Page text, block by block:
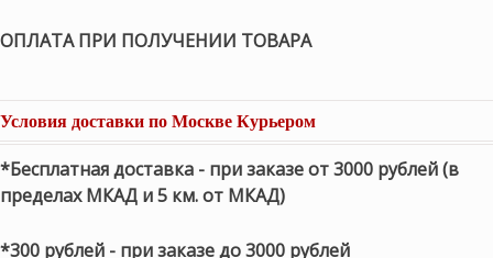
ОПЛАТА ПРИ ПОЛУЧЕНИИ ТОВАРА
Условия доставки по Москве Курьером
*Бесплатная доставка - при заказе от 3000 рублей (в
пределах МКАД и 5 км. от МКАД)
*300 рублей - при заказе до 3000 рублей